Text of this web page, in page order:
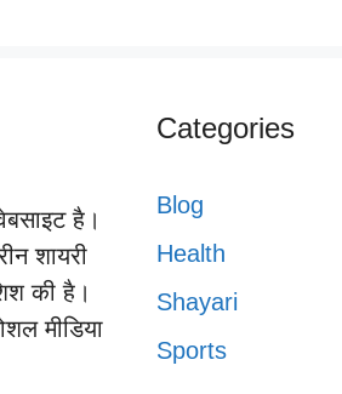
है।
शायरी
की है।
मीडिया
Categories
Blog
Health
Shayari
Sports